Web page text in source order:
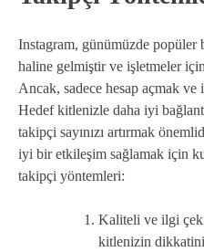
Instagram, günümüzde popüler
haline gelmiştir ve işletmeler
Ancak, sadece hesap açmak
Hedef kitlenizle daha iyi
takipçi sayınızı artırmak
iyi bir etkileşim sağlamak için
takipçi yöntemleri:
Kaliteli ve ilgi
kitlenizin dikkatini